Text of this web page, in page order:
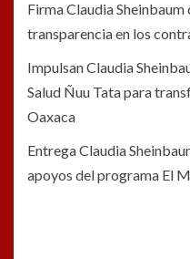
Firma Claudia
transparencia en los
Impulsan Claudia
Salud Ñuu Tata para
Oaxaca
Entrega Claudia
apoyos del programa El